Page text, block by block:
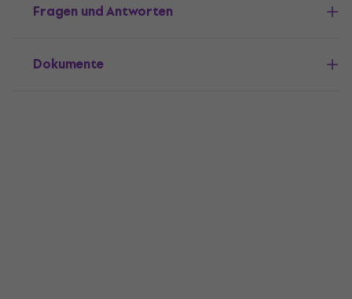
Fragen und Antworten
Dokumente